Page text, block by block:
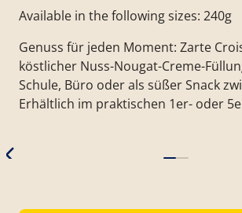
Available in the following sizes: 240g
Genuss für jeden Moment: Zarte
köstlicher Nuss-Nougat-Creme-
Schule, Büro oder als süßer Snack
Erhältlich im praktischen 1er- oder